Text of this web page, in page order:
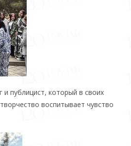
и публицист, который в своих
воспитывает чувство